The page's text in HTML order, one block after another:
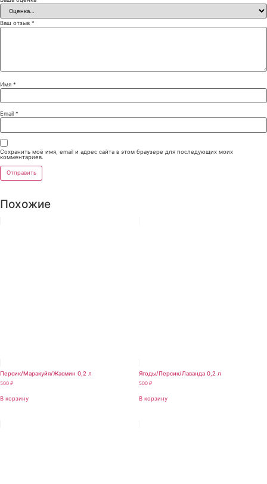
Ваш отзыв *
Имя *
Email *
Сохранить моё имя, email и адрес сайта в этом браузере для последующих моих
комментариев.
Похожие
Персик/Маракуйя/Жасмин 0,2 л
500 ₽
В корзину
Ягоды/Персик/Лаванда 0,2 л
500 ₽
В корзину